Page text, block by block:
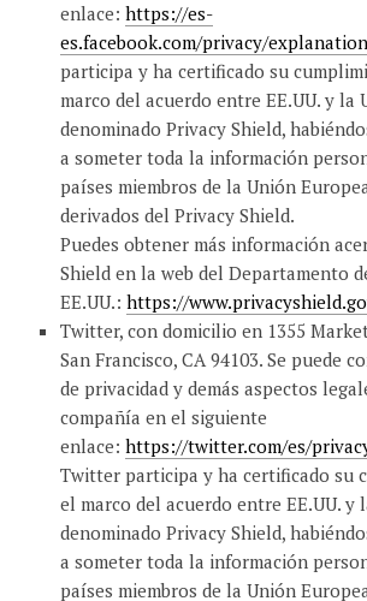
enlace: https://es-
es.facebook.com/privacy/explanation
participa y ha certificado su
marco del acuerdo entre EE.UU. y la
denominado Privacy Shield,
a someter toda la información
países miembros de la Unión
derivados del Privacy Shield.
Puedes obtener más información
Shield en la web del Departamento
EE.UU.: https://
Twitter, con domicilio en 1355
San Francisco, CA 94103. Se puede
de privacidad y demás aspectos
compañía en el siguiente
enlace: https://twitter.com/es/
Twitter participa y ha certificado su
el marco del acuerdo entre EE.UU. y
denominado Privacy Shield,
a someter toda la información
países miembros de la Unión